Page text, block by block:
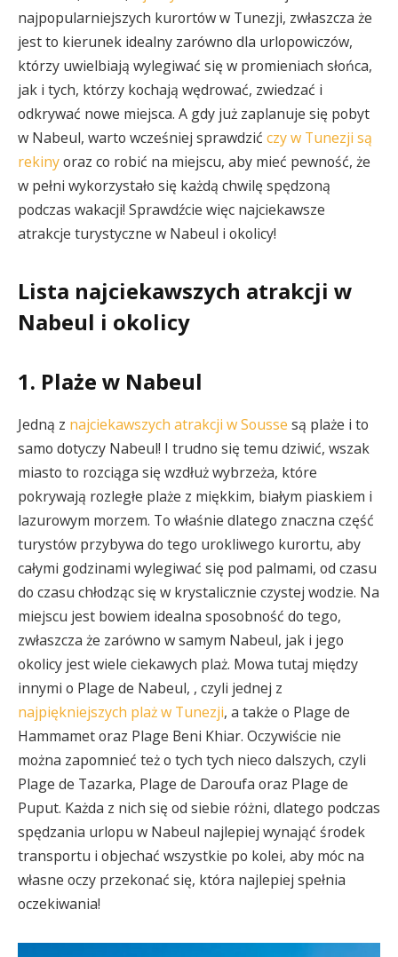
najpopularniejszych kurortów w Tunezji, zwłaszcza że
jest to kierunek idealny zarówno dla urlopowiczów,
którzy uwielbiają wylegiwać się w promieniach słońca,
jak i tych, którzy kochają wędrować, zwiedzać i
odkrywać nowe miejsca. A gdy już zaplanuje się pobyt
w Nabeul, warto wcześniej sprawdzić czy w Tunezji są
rekinyoraz co robić na miejscu, aby mieć pewność, że
w pełni wykorzystało się każdą chwilę spędzoną
podczas wakacji! Sprawdźcie więc najciekawsze
atrakcje turystyczne w Nabeul i okolicy!
Lista najciekawszych atrakcji w
Nabeul i okolicy
1. Plaże w Nabeul
Jedną z najciekawszych atrakcji w Sousse są plaże i to
samo dotyczy Nabeul! I trudno się temu dziwić, wszak
miasto to rozciąga się wzdłuż wybrzeża, które
pokrywają rozległe plaże z miękkim, białym piaskiem i
lazurowym morzem. To właśnie dlatego znaczna część
turystów przybywa do tego urokliwego kurortu, aby
całymi godzinami wylegiwać się pod palmami, od czasu
do czasu chłodząc się w krystalicznie czystej wodzie. Na
miejscu jest bowiem idealna sposobność do tego,
zwłaszcza że zarówno w samym Nabeul, jak i jego
okolicy jest wiele ciekawych plaż. Mowa tutaj między
innymi o Plage de Nabeul, , czyli jednej z
najpiękniejszych plaż w Tunezji, a także o Plage de
Hammamet oraz Plage Beni Khiar. Oczywiście nie
można zapomnieć też o tych tych nieco dalszych, czyli
Plage de Tazarka, Plage de Daroufa oraz Plage de
Puput. Każda z nich się od siebie różni, dlatego podczas
spędzania urlopu w Nabeul najlepiej wynająć środek
transportu i objechać wszystkie po kolei, aby móc na
własne oczy przekonać się, która najlepiej spełnia
oczekiwania!